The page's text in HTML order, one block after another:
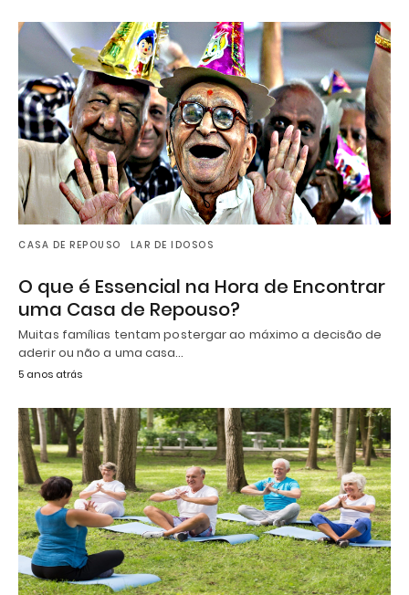
CASA DE REPOUSO LAR DE IDOSOS
O que é Essencial na Hora de Encontrar
uma Casa de Repouso?
Muitas famílias tentam postergar ao máximo a decisão de
aderir ou não a uma casa…
5 anos atrás